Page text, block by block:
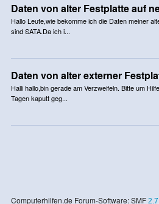
Daten von alter Festplatte auf
Hallo Leute,wie bekomme ich die Daten meiner
sind SATA.Da ich i...
Daten von alter externer
Halli hallo,bin gerade am Verzweifeln. Bitte um
Tagen kaputt geg...
Computerhilfen.de Forum-Software: SMF